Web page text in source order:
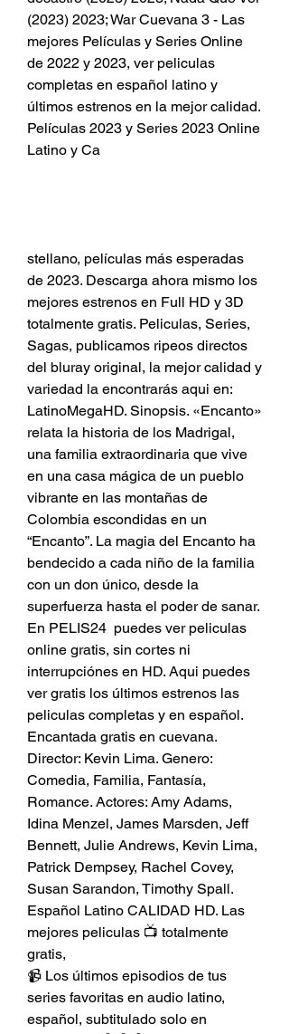
(2023) 2023; War Cuevana 3 - Las
mejores Películas y Series Online
de 2022 y 2023, ver peliculas
completas en español latino y
últimos estrenos en la mejor calidad.
Películas 2023 y Series 2023 Online
Latino y Ca
stellano, películas más esperadas
de 2023. Descarga ahora mismo los
mejores estrenos en Full HD y 3D
totalmente gratis. Peliculas, Series,
Sagas, publicamos ripeos directos
del bluray original, la mejor calidad y
variedad la encontrarás aqui en:
LatinoMegaHD. Sinopsis. «Encanto»
relata la historia de los Madrigal,
una familia extraordinaria que vive
en una casa mágica de un pueblo
vibrante en las montañas de
Colombia escondidas en un
“Encanto”. La magia del Encanto ha
bendecido a cada niño de la familia
con un don único, desde la
superfuerza hasta el poder de sanar.
En PELIS24 ️ puedes ver peliculas
online gratis, sin cortes ni
interrupciónes en HD. Aqui puedes
ver gratis los últimos estrenos las
peliculas completas y en español.
Encantada gratis en cuevana.
Director: Kevin Lima. Genero:
Comedia, Familia, Fantasía,
Romance. Actores: Amy Adams,
Idina Menzel, James Marsden, Jeff
Bennett, Julie Andrews, Kevin Lima,
Patrick Dempsey, Rachel Covey,
Susan Sarandon, Timothy Spall.
Español Latino CALIDAD HD. Las
mejores peliculas 📺 totalmente
gratis,
📹 Los últimos episodios de tus
series favoritas en audio latino,
español, subtitulado solo en